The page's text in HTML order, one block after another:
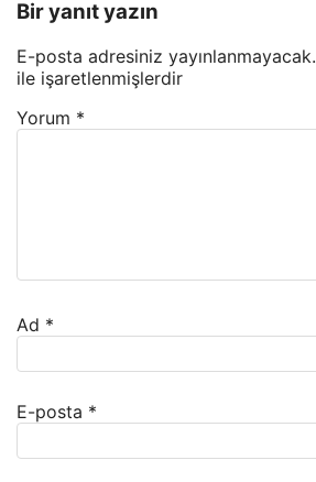
Bir yanıt yazın
E-posta adresiniz yayınlanmayacak.
ile işaretlenmişlerdir
Yorum *
Ad *
E-posta *